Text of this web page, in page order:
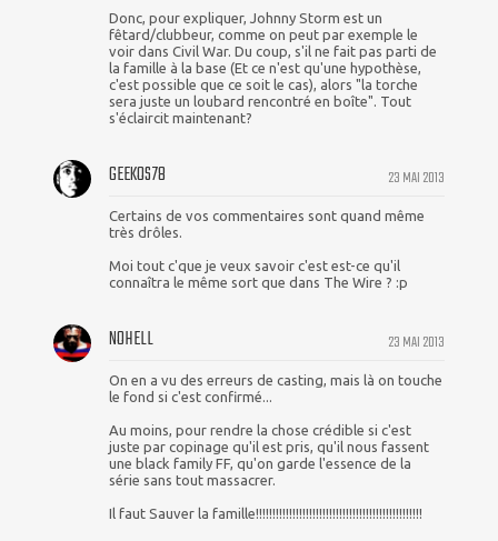
Donc, pour expliquer, Johnny Storm est un
fêtard/clubbeur, comme on peut par exemple le
voir dans Civil War. Du coup, s'il ne fait pas parti de
la famille à la base (Et ce n'est qu'une hypothèse,
c'est possible que ce soit le cas), alors "la torche
sera juste un loubard rencontré en boîte". Tout
s'éclaircit maintenant?
23 MAI 2013
GEEKOS78
Certains de vos commentaires sont quand même
très drôles.
Moi tout c'que je veux savoir c'est est-ce qu'il
connaîtra le même sort que dans The Wire ? :p
23 MAI 2013
NOHELL
On en a vu des erreurs de casting, mais là on touche
le fond si c'est confirmé...
Au moins, pour rendre la chose crédible si c'est
juste par copinage qu'il est pris, qu'il nous fassent
une black family FF, qu'on garde l'essence de la
série sans tout massacrer.
Il faut Sauver la famille!!!!!!!!!!!!!!!!!!!!!!!!!!!!!!!!!!!!!!!!!!!!!!!!!!